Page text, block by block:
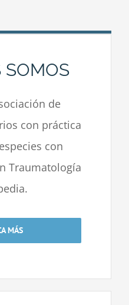
SOMOS
de
con práctica
con
Traumatología
MÁS